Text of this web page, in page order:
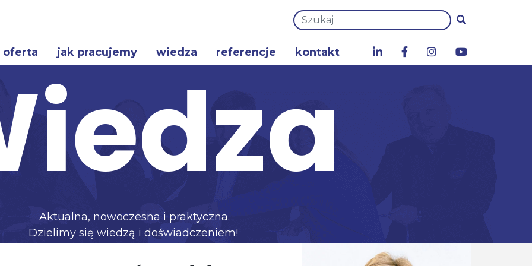
oferta jak pracujemy wiedza referencje kontakt
Aktualna, nowoczesna i praktyczna.
Dzielimy się wiedzą i doświadczeniem!